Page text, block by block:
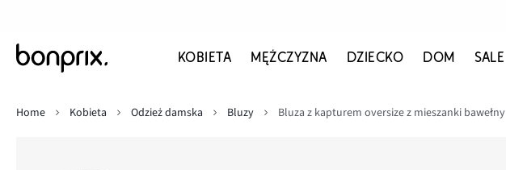
KOBIETA MĘŻCZYZNA DZIECKO DOM SALE
Home
Kobieta Odzież damska Bluzy Bluza z kapturem oversize z mieszanki bawełny